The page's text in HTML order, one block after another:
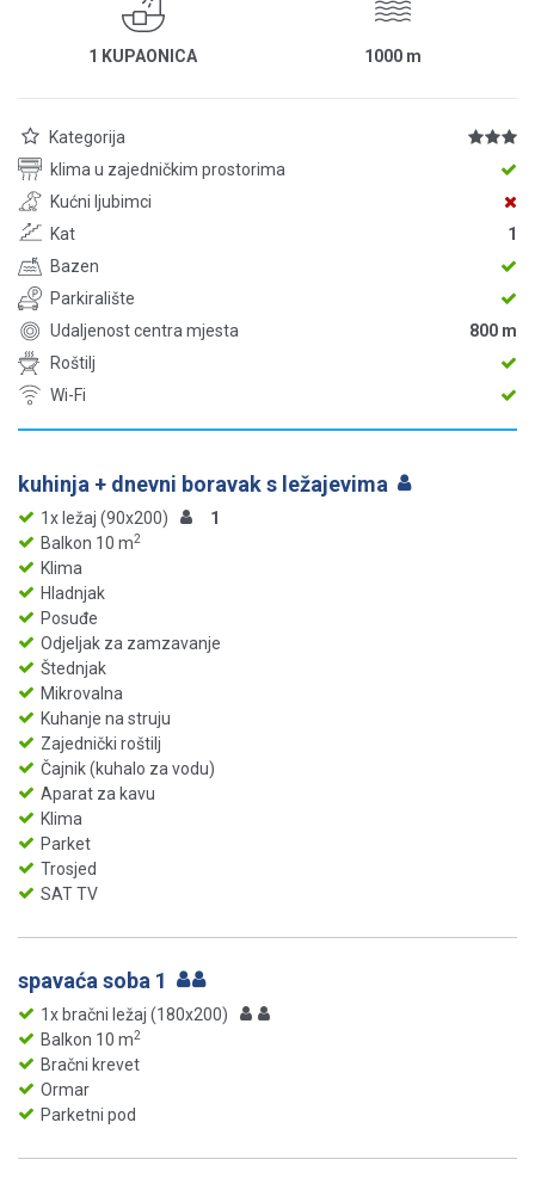
1 KUPAONICA 1000 m
Kategorija
klima u zajedničkim prostorima
Kućni ljubimci
Kat
1
Bazen
Parkiralište
Udaljenost centra mjesta
800 m
Roštilj
Wi-Fi
kuhinja + dnevni boravak s ležajevima
1x ležaj (90x200)
1
Balkon 10 m2
Klima
Hladnjak
Posuđe
Odjeljak za zamzavanje
Štednjak
Mikrovalna
Kuhanje na struju
Zajednički roštilj
Čajnik (kuhalo za vodu)
Aparat za kavu
Klima
Parket
Trosjed
SAT TV
spavaća soba 1
1x bračni ležaj (180x200)
Balkon 10 m2
Bračni krevet
Ormar
Parketni pod